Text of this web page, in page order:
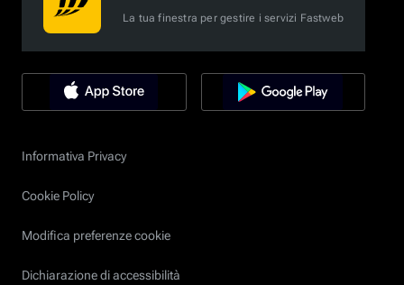
La tua finestra per gestire i servizi Fastweb
Informativa Privacy
Cookie Policy
Modifica preferenze cookie
Dichiarazione di accessibilità